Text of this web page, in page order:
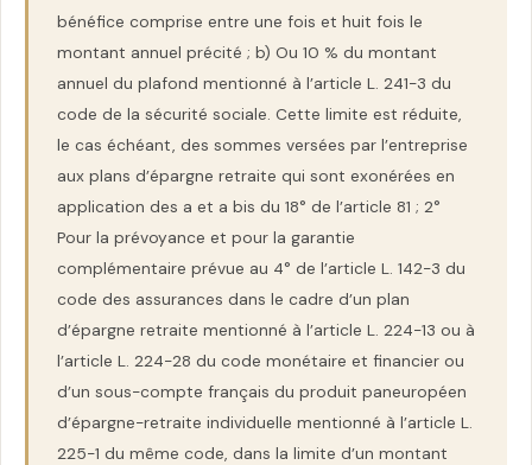
bénéfice comprise entre une fois et huit fois le
montant annuel précité ; b) Ou 10 % du montant
annuel du plafond mentionné à l’article L. 241-3 du
code de la sécurité sociale. Cette limite est réduite,
le cas échéant, des sommes versées par l’entreprise
aux plans d’épargne retraite qui sont exonérées en
application des a et a bis du 18° de l’article 81 ; 2°
Pour la prévoyance et pour la garantie
complémentaire prévue au 4° de l’article L. 142-3 du
code des assurances dans le cadre d’un plan
d’épargne retraite mentionné à l’article L. 224-13 ou à
l’article L. 224-28 du code monétaire et financier ou
d’un sous-compte français du produit paneuropéen
d’épargne-retraite individuelle mentionné à l’article L.
225-1 du même code, dans la limite d’un montant